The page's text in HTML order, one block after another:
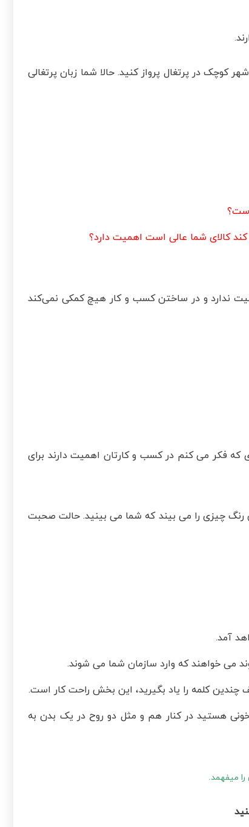
کوچک در پرتغال پرواز کنید. حالا شما زبان پرتغالی
ندارد و در ساختن کسب و کار هیچ کمکی نمی‌کند
که فکر می کنم در کسب و کارتان اهمیت دارند برای
چیزی را می بیند که شما می بینید. حالت صحبت
آمد.
می خواهند که وارد سازمان شما می شوند.
چندین کلمه را یاد بگیرید، این بخش راحت کار است.
خونی هستید در کنار هم و مثل دو روح در یک بدن به
میفهمد.